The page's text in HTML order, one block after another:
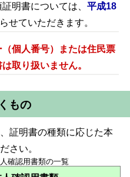
明書については、平成18
せていただきます。
個人番号）または住民票
取り扱いません。
もの
証明書の種類に応じた本
さい。
確認用書類の一覧